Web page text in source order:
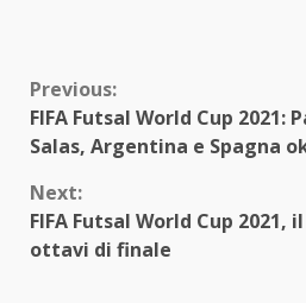
Continue
Reading
Previous:
FIFA Futsal World Cup 2021:
Salas, Argentina e Spagna
Next:
FIFA Futsal World Cup
ottavi di finale